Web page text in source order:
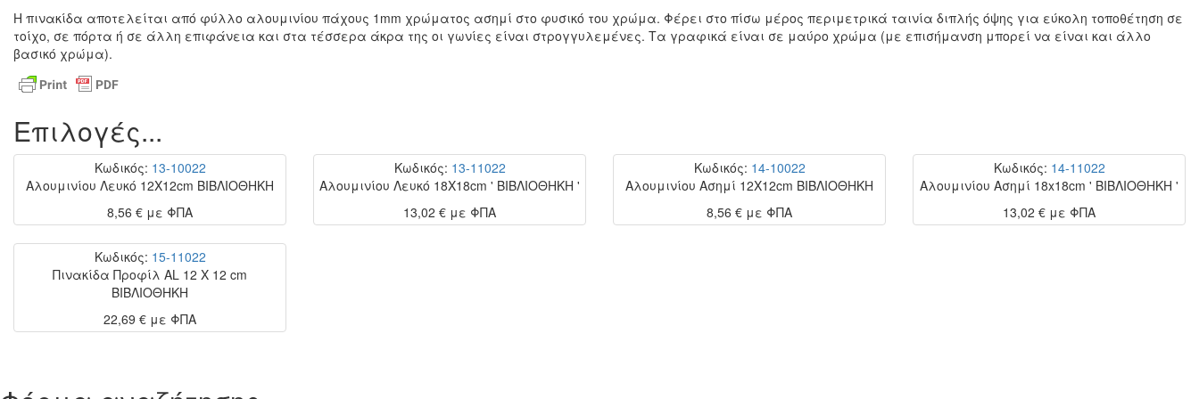
Η πινακίδα αποτελείται από φύλλο αλουμινίου πάχους 1mm χρώματος ασημί στο φυσικό του χρώμα. Φέρει στο πίσω μέρος περιμετρικά ταινία διπλής όψης για εύκολη τοποθέτηση σε
τοίχο, σε πόρτα ή σε άλλη επιφάνεια και στα τέσσερα άκρα της οι γωνίες είναι στρογγυλεμένες. Τα γραφικά είναι σε μαύρο χρώμα (με επισήμανση μπορεί να είναι και άλλο
βασικό χρώμα).
Επιλογές...
Κωδικός: 13-10022
Αλουμινίου Λευκό 12Χ12cm ΒΙΒΛΙΟΘΗΚΗ
8,56 € με ΦΠΑ
Κωδικός: 13-11022
Αλουμινίου Λευκό 18Χ18cm ' ΒΙΒΛΙΟΘΗΚΗ '
13,02 € με ΦΠΑ
Κωδικός: 14-10022
Αλουμινίου Ασημί 12Χ12cm ΒΙΒΛΙΟΘΗΚΗ
8,56 € με ΦΠΑ
Κωδικός: 14-11022
Αλουμινίου Ασημί 18x18cm ' ΒΙΒΛΙΟΘΗΚΗ '
13,02 € με ΦΠΑ
Κωδικός: 15-11022
Πινακίδα Προφίλ AL 12 X 12 cm
ΒΙΒΛΙΟΘΗΚΗ
22,69 € με ΦΠΑ